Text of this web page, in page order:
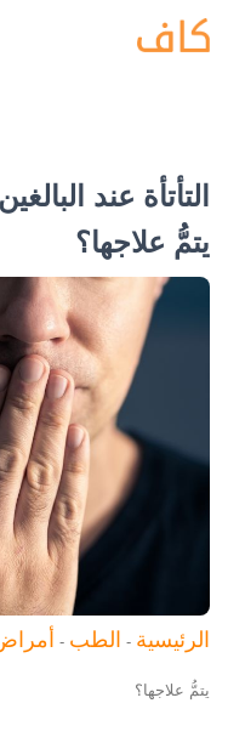
التأتأة عند
يتمُّ علاجها؟
الرئيسية - الطب -
يتمُّ علاجها؟